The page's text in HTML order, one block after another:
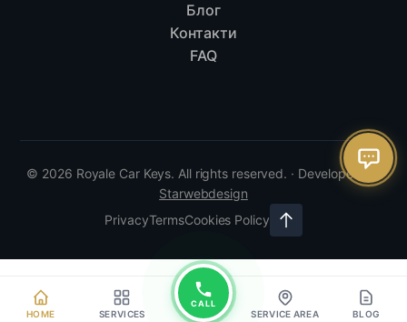
HOME SERVICES
CALL
SERVICE AREA BLOG
Блог
Контакти
FAQ
© 2026 Royale Car Keys. All rights reserved. · Developed by
Starwebdesign
PrivacyTermsCookies Policy